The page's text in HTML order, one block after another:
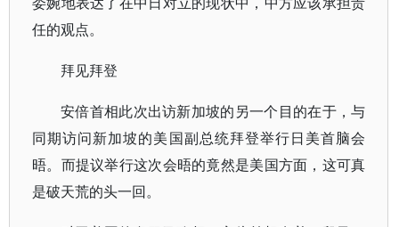
任的观点。
拜见拜登
安倍首相此次出访新加坡的另一个目的在于，与
同期访问新加坡的美国副总统拜登举行日美首脑会
晤。而提议举行这次会晤的竟然是美国方面，这可真
是破天荒的头一回。